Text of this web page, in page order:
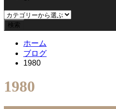
ホーム
ブログ
1980
1980